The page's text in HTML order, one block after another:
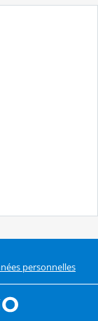
personnelles